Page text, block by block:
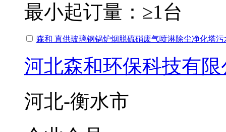
最小起订量： ≥1台
森和 直供玻璃钢锅炉烟脱硫硝废气喷淋除尘净化塔
河北森和环保科技有限
河北-衡水市